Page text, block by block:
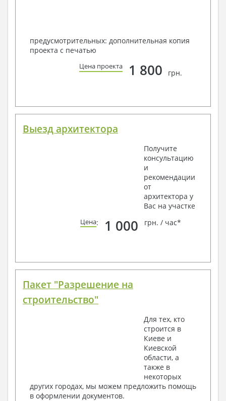
предусмотрительных: дополнительная копия
проекта с печатью
Цена проекта 1 800 грн.
Выезд архитектора
Получите
консультацию
и
рекомендации
от
архитектора у
Вас на участке
Цена: 1 000 грн. / час*
Пакет "Разрешение на
строительство"
Для тех, кто
строится в
Киеве и
Киевской
области, а
также в
некоторых
других городах, мы можем предложить помощь
в оформлении документов.